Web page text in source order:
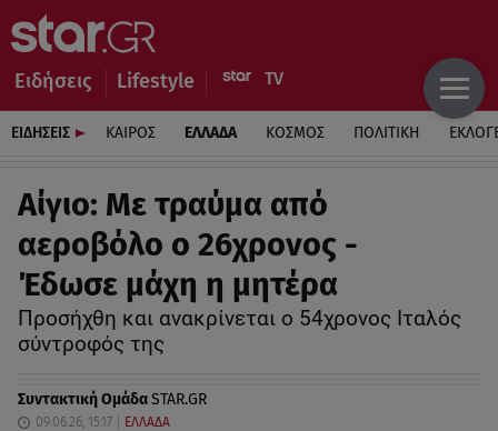
Ειδήσεις Lifestyle
ΕΙΔΗΣΕΙΣ ΚΑΙΡΟΣ ΕΛΛΑΔΑ ΚΟΣΜΟΣ ΠΟΛΙΤΙΚΗ
Αίγιο: Με τραύμα από
αεροβόλο ο 26χρονος -
Έδωσε μάχη η μητέρα
Προσήχθη και ανακρίνεται ο 54χρονος Ιταλός
σύντροφός της
Συντακτική ΟμάδαSTAR.GR
09.06.26, 15:17
ΕΛΛΑΔΑ